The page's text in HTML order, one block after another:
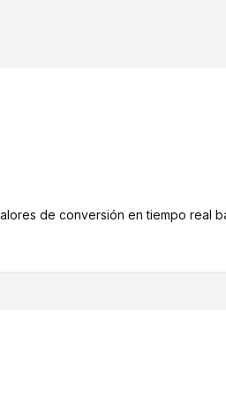
de conversión en tiempo real